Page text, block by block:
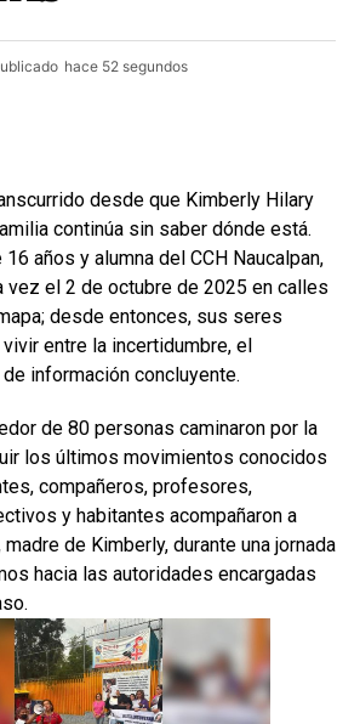
hace 52 segundos
desde que Kimberly Hilary
continúa sin saber dónde está.
años y alumna del CCH Naucalpan,
vez el 2 de octubre de 2025 en calles
desde entonces, sus seres
entre la incertidumbre, el
información concluyente.
de 80 personas caminaron por la
los últimos movimientos conocidos
compañeros, profesores,
y habitantes acompañaron a
de Kimberly, durante una jornada
hacia las autoridades encargadas